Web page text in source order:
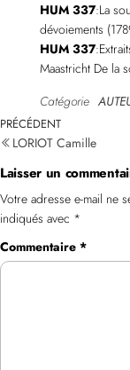
HUM 337:La
dévoiements
HUM 337
Maastricht De la
Catégorie
PRÉCÉDENT
LORIOT Camille
Laisser un
Votre adresse e-mail ne
indiqués avec *
Commentaire *